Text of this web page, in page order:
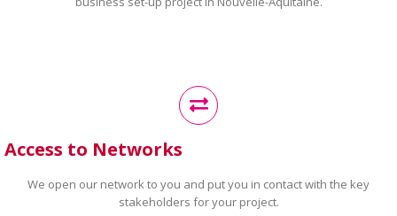
Access to Networks
We open our network to you and put you in contact with the key
stakeholders for your project.